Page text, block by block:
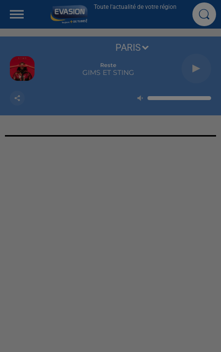
Toute l'actualité de votre région
Reste
GIMS ET STING
PARIS